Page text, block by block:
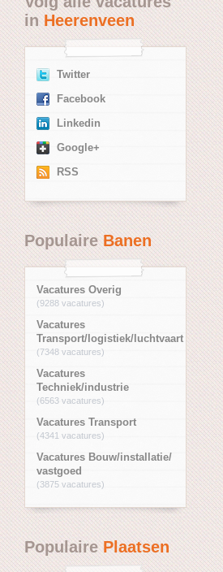
in Heerenveen
Twitter
Facebook
Linkedin
Google+
RSS
Populaire Banen
Vacatures Overig
(9288 vacatures)
Vacatures
Transport/logistiek/luchtvaart
(7348 vacatures)
Vacatures
Techniek/industrie
(6563 vacatures)
Vacatures Transport
(4341 vacatures)
Vacatures Bouw/installatie/
vastgoed
(3875 vacatures)
PopulairePlaatsen